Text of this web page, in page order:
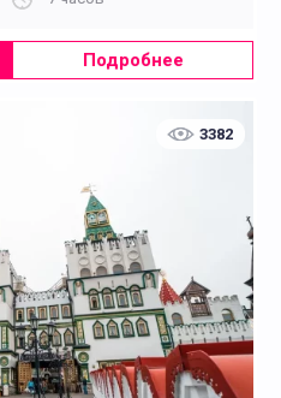
Подробнее
3382